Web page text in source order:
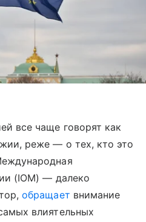
все чаще говорят как
реже — о тех, кто это
(IOM) — далеко
обращает внимание
влиятельных